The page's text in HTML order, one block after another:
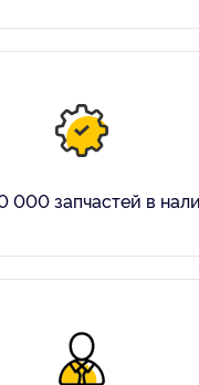
000 запчастей в